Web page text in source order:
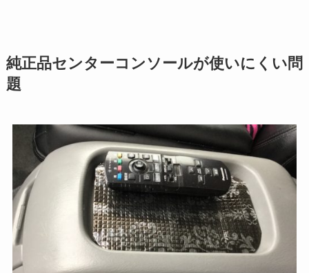
純正品センターコンソールが使いにくい問
題